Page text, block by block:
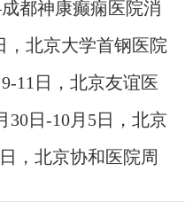
都神康癫痫医院消
，北京大学首钢医院
会诊，破解癫痫疑难
11日，北京友谊医
助，破解癫痫难
30日-10月5日，北京
亲诊+癫痫大额救
，北京协和医院周